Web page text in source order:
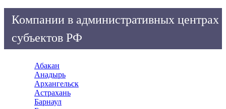
Компании в административных центрах
субъектов РФ
Абакан
Анадырь
Архангельск
Астрахань
Барнаул